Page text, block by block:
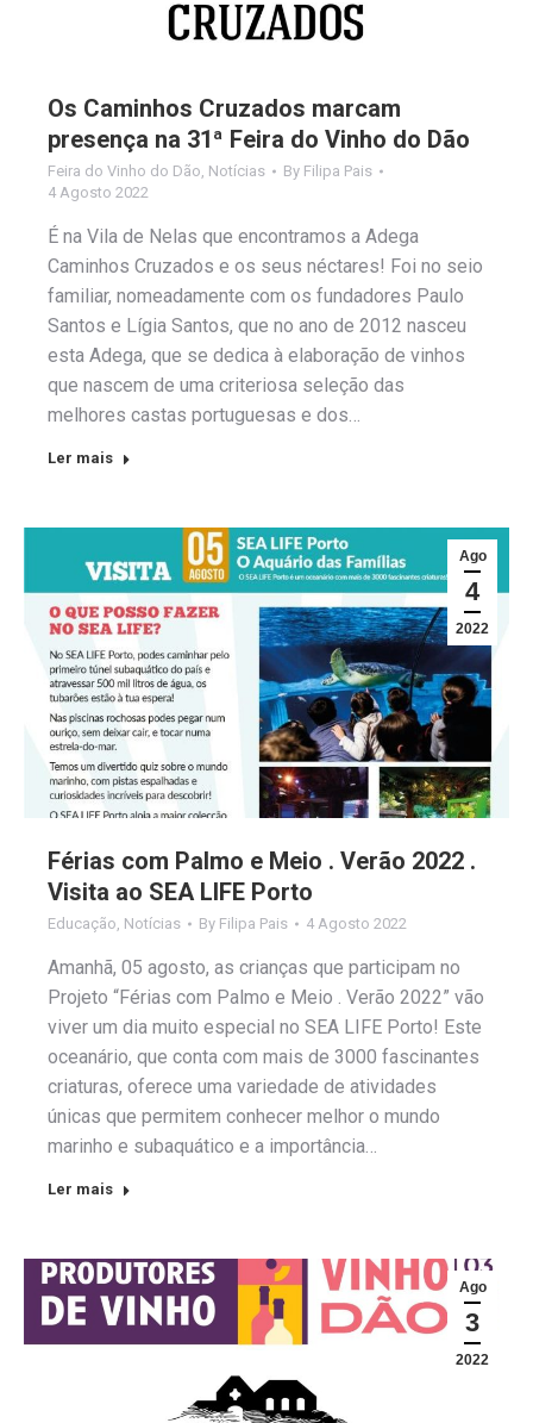
Os Caminhos Cruzados marcam
presença na 31ª Feira do Vinho do Dão
Feira do Vinho do Dão Notícias By Filipa Pais
4 Agosto 2022
É na Vila de Nelas que encontramos a Adega
Caminhos Cruzados e os seus néctares! Foi no seio
familiar, nomeadamente com os fundadores Paulo
Santos e Lígia Santos, que no ano de 2012 nasceu
esta Adega, que se dedica à elaboração de vinhos
que nascem de uma criteriosa seleção das
melhores castas portuguesas e dos…
Ler mais
Ago
4
2022
Férias com Palmo e Meio . Verão 2022 .
Visita ao SEA LIFE Porto
Educação, Notícias By Filipa Pais 4 Agosto 2022
Amanhã, 05 agosto, as crianças que participam no
Projeto “Férias com Palmo e Meio . Verão 2022” vão
viver um dia muito especial no SEA LIFE Porto! Este
oceanário, que conta com mais de 3000 fascinantes
criaturas, oferece uma variedade de atividades
únicas que permitem conhecer melhor o mundo
marinho e subaquático e a importância…
Ler mais
Ago
3
2022